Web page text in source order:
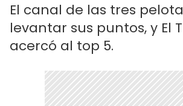
El canal de las tres
levantar sus puntos, y El
acercó al top 5.